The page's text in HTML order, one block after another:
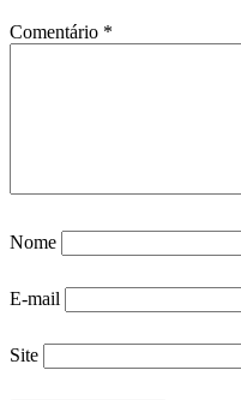
Comentário *
Nome
E-mail
Site